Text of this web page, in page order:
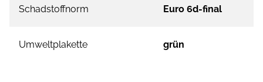
Schadstoffnorm Euro 6d-final
Umweltplakette grün